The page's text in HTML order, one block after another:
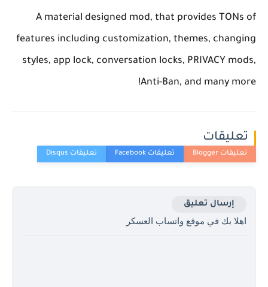
A material designed mod, that provides TONs of
features including customization, themes, changing
styles, app lock, conversation locks, PRIVACY mods,
Anti-Ban, and many more!
تعليقات
إرسال تعليق
اهلا بك في موقع واتساب العسكر